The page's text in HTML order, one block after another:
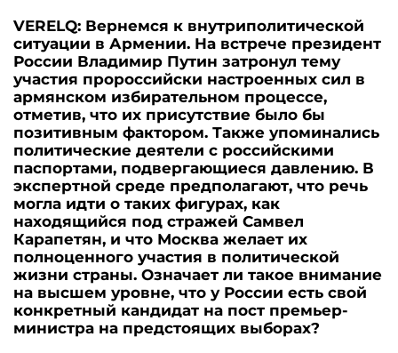
VERELQ: Вернемся к внутриполитической
ситуации в Армении. На встрече президент
России Владимир Путин затронул тему
участия пророссийски настроенных сил в
армянском избирательном процессе,
отметив, что их присутствие было бы
позитивным фактором. Также упоминались
политические деятели с российскими
паспортами, подвергающиеся давлению. В
экспертной среде предполагают, что речь
могла идти о таких фигурах, как
находящийся под стражей Самвел
Карапетян, и что Москва желает их
полноценного участия в политической
жизни страны. Означает ли такое внимание
на высшем уровне, что у России есть свой
конкретный кандидат на пост премьер-
министра на предстоящих выборах?